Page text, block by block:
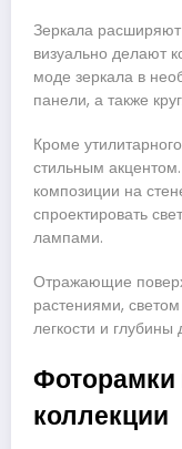
Зеркала расширяют
визуально делают
моде зеркала в
панели, а также
Кроме
стильным
композиции на
спроектировать
лампами.
Отражающие
растениями,
легкости и
коллекции